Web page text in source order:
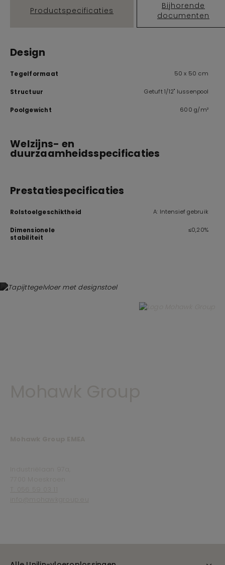
Productspecificaties
Bijhorende
documenten
Design
Tegelformaat 50 x 50 cm
Structuur Getuft 1/12" lussenpool
Poolgewicht 600 g/m²
Welzijns- en
duurzaamheidsspecificaties
Prestatiespecificaties
Rolstoelgeschiktheid A: Intensief gebruik
Dimensionele
stabiliteit
≤0,20%